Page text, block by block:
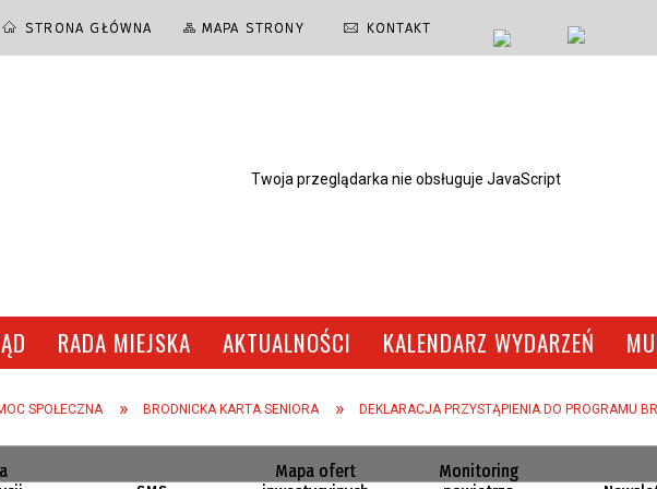
STRONA GŁÓWNA MAPA STRONY KONTAKT
Twoja przeglądarka nie obsługuje JavaScript
RADA MIEJSKA DLA PRZEDSIĘBIORCY
ODPADY KOMUNALNE MŁODZIEŻOWA RADA
RADA MIEJSKA AKTUALNOŚCI KALENDARZ WYDARZEŃ
FILMY RECYKLERSI - SERIAL
BRODNICKI DOM KULTURY MUZEUM
SPOŁECZNA BRODNICKA KARTA SENIORA DEKLARACJA PRZYSTĄPIENIA DO PROGRAMU
Mapa ofert
Monitoring